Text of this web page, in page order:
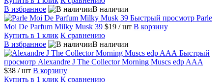
В избранное
В наличии
Быстрый просмотр Parle
Moi De Parfum Milky Musk 39 $19 / шт В корзину
Купить в 1 клик К сравнению
В избранное
В наличии
Быстрый
просмотр Alexandre J The Collector Morning Muscs edp AAA
$38 / шт В корзину
Купить в 1 клик К сравнению